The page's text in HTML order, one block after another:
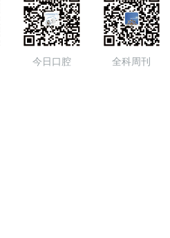
今日口腔 全科周刊